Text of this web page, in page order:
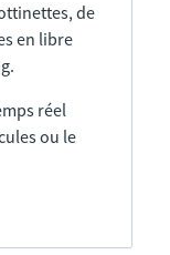
de
en libre
réel
ou le